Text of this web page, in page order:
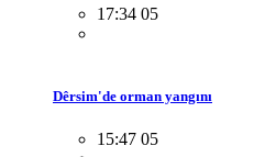
17:34 05
Dêrsim'de orman yangını
15:47 05